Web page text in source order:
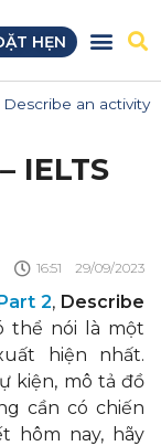
HẸN
Describe an activity
IELTS
16:51 29/09/2023
2, Describe
thể nói là một
hiện nhất.
kiện, mô tả đồ
cần có chiến
hôm nay, hãy